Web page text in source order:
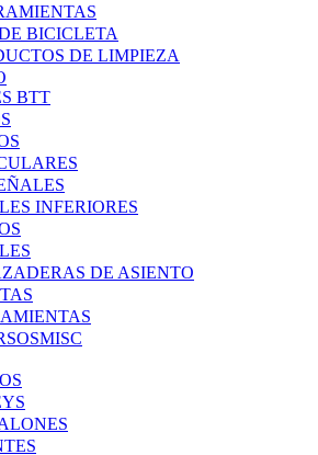
BICICLETA
DE LIMPIEZA
BTT
INFERIORES
DE ASIENTO